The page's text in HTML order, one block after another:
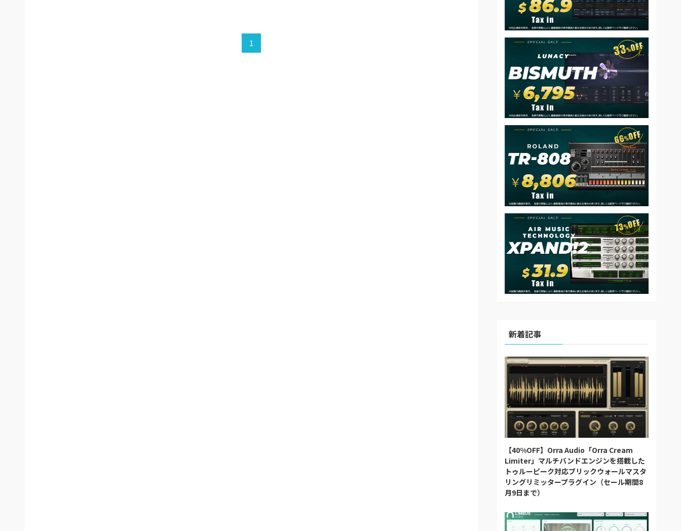
1
新着記事
【40%OFF】Orra Audio「Orra Cream
Limiter」マルチバンドエンジンを搭載した
トゥルーピーク対応ブリックウォールマスタ
リングリミッタープラグイン（セール期間8
月9日まで）